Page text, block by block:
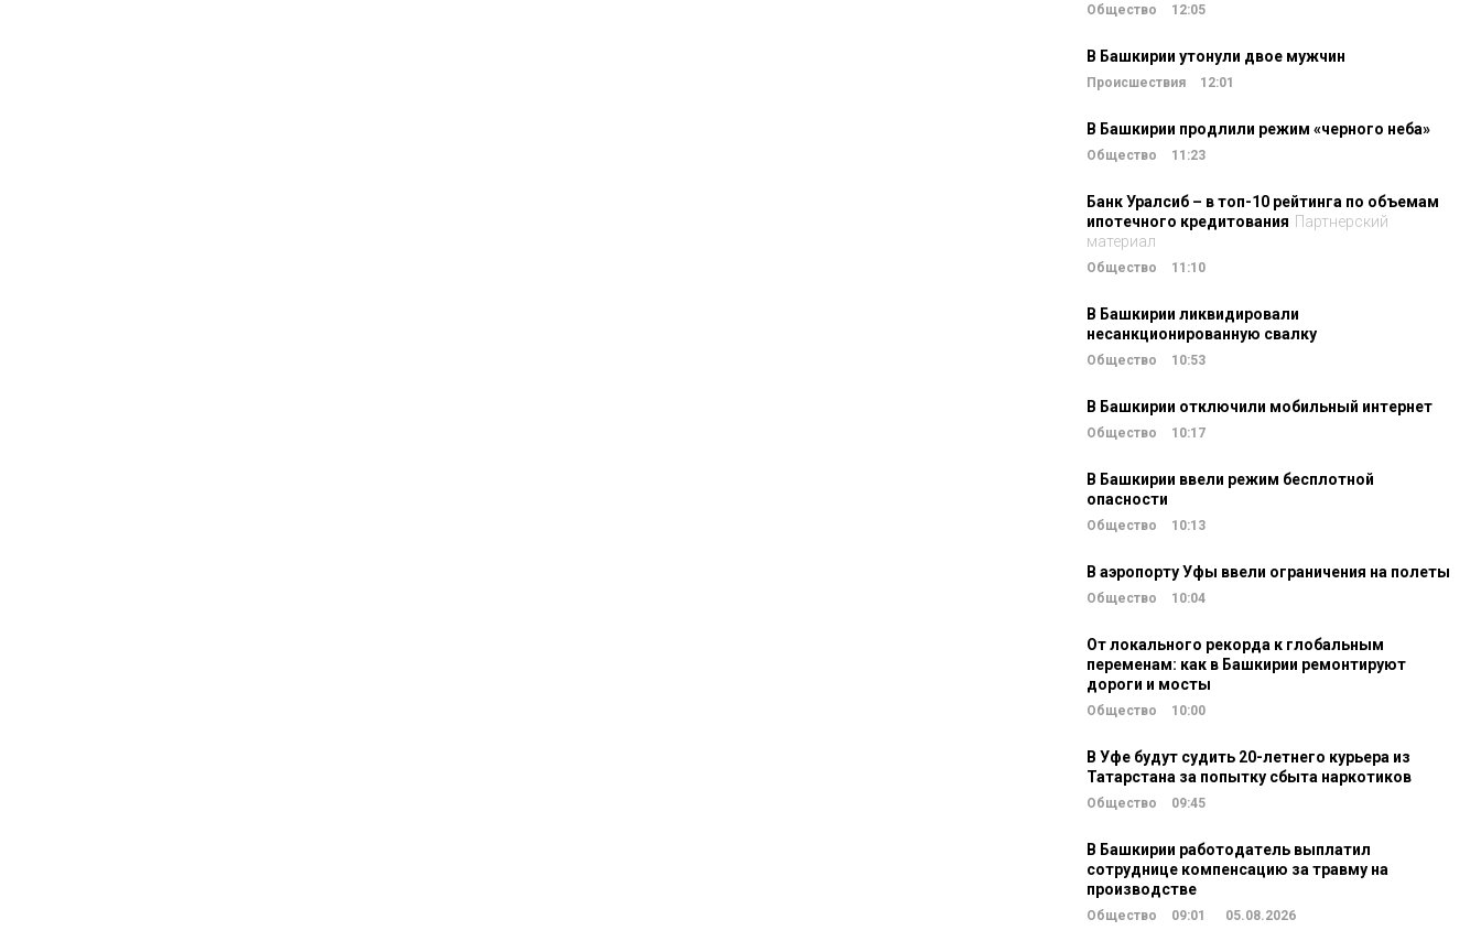
Общество 12:05
В Башкирии утонули двое мужчин
Происшествия 12:01
В Башкирии продлили режим «черного неба»
Общество 11:23
Банк Уралсиб – в топ-10 рейтинга по объемам
ипотечного кредитования Партнерский
материал
Общество 11:10
В Башкирии ликвидировали
несанкционированную свалку
Общество 10:53
В Башкирии отключили мобильный интернет
Общество 10:17
В Башкирии ввели режим бесплотной
опасности
Общество 10:13
В аэропорту Уфы ввели ограничения на полеты
Общество 10:04
От локального рекорда к глобальным
переменам: как в Башкирии ремонтируют
дороги и мосты
Общество 10:00
В Уфе будут судить 20-летнего курьера из
Татарстана за попытку сбыта наркотиков
Общество 09:45
В Башкирии работодатель выплатил
сотруднице компенсацию за травму на
производстве
Общество 09:01 05.08.2026